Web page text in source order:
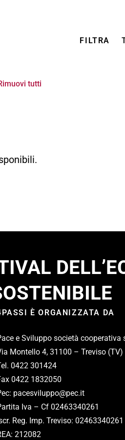
FILTRA
tutti
È ORGANIZZATA DA
e Sviluppo società cooperativa
Montello 4, 31100 – Treviso (TV)
0422 301424
0422 1832050
pacesviluppo@pec.it
Iva – Cf 02463340261
Reg. Imp. Treviso: 02463340261
212082